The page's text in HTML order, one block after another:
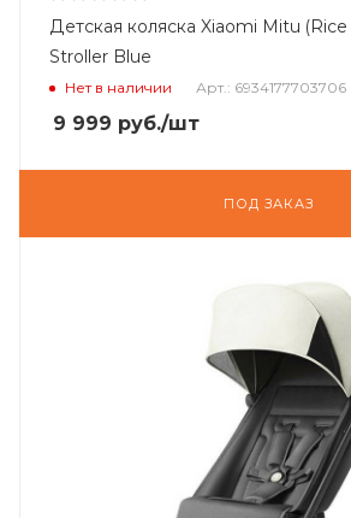
Детская коляска Xiaomi Mitu
Stroller Blue
Нет в наличии Арт.: 6934177703706
9 999 руб./шт
ПОД ЗАКАЗ